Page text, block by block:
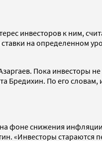
инвесторов к ним,
на определенном
Пока инвесторы
Бредихин. По его
фоне снижения
«Инвесторы стараются